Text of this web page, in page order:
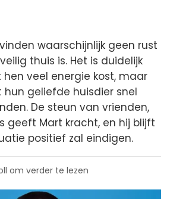
waarschijnlijk geen rust
thuis is. Het is duidelijk
veel energie kost, maar
geliefde huisdier snel
De steun van vrienden,
geeft Mart kracht, en hij blijft
positief zal eindigen.
om verder te lezen